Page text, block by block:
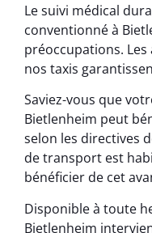
Le suivi médical
conventionné à
préoccupations.
nos taxis
Saviez-vous que
Bietlenheim peut
selon les directives
de transport est
bénéficier de cet
Disponible à toute
Bietlenheim